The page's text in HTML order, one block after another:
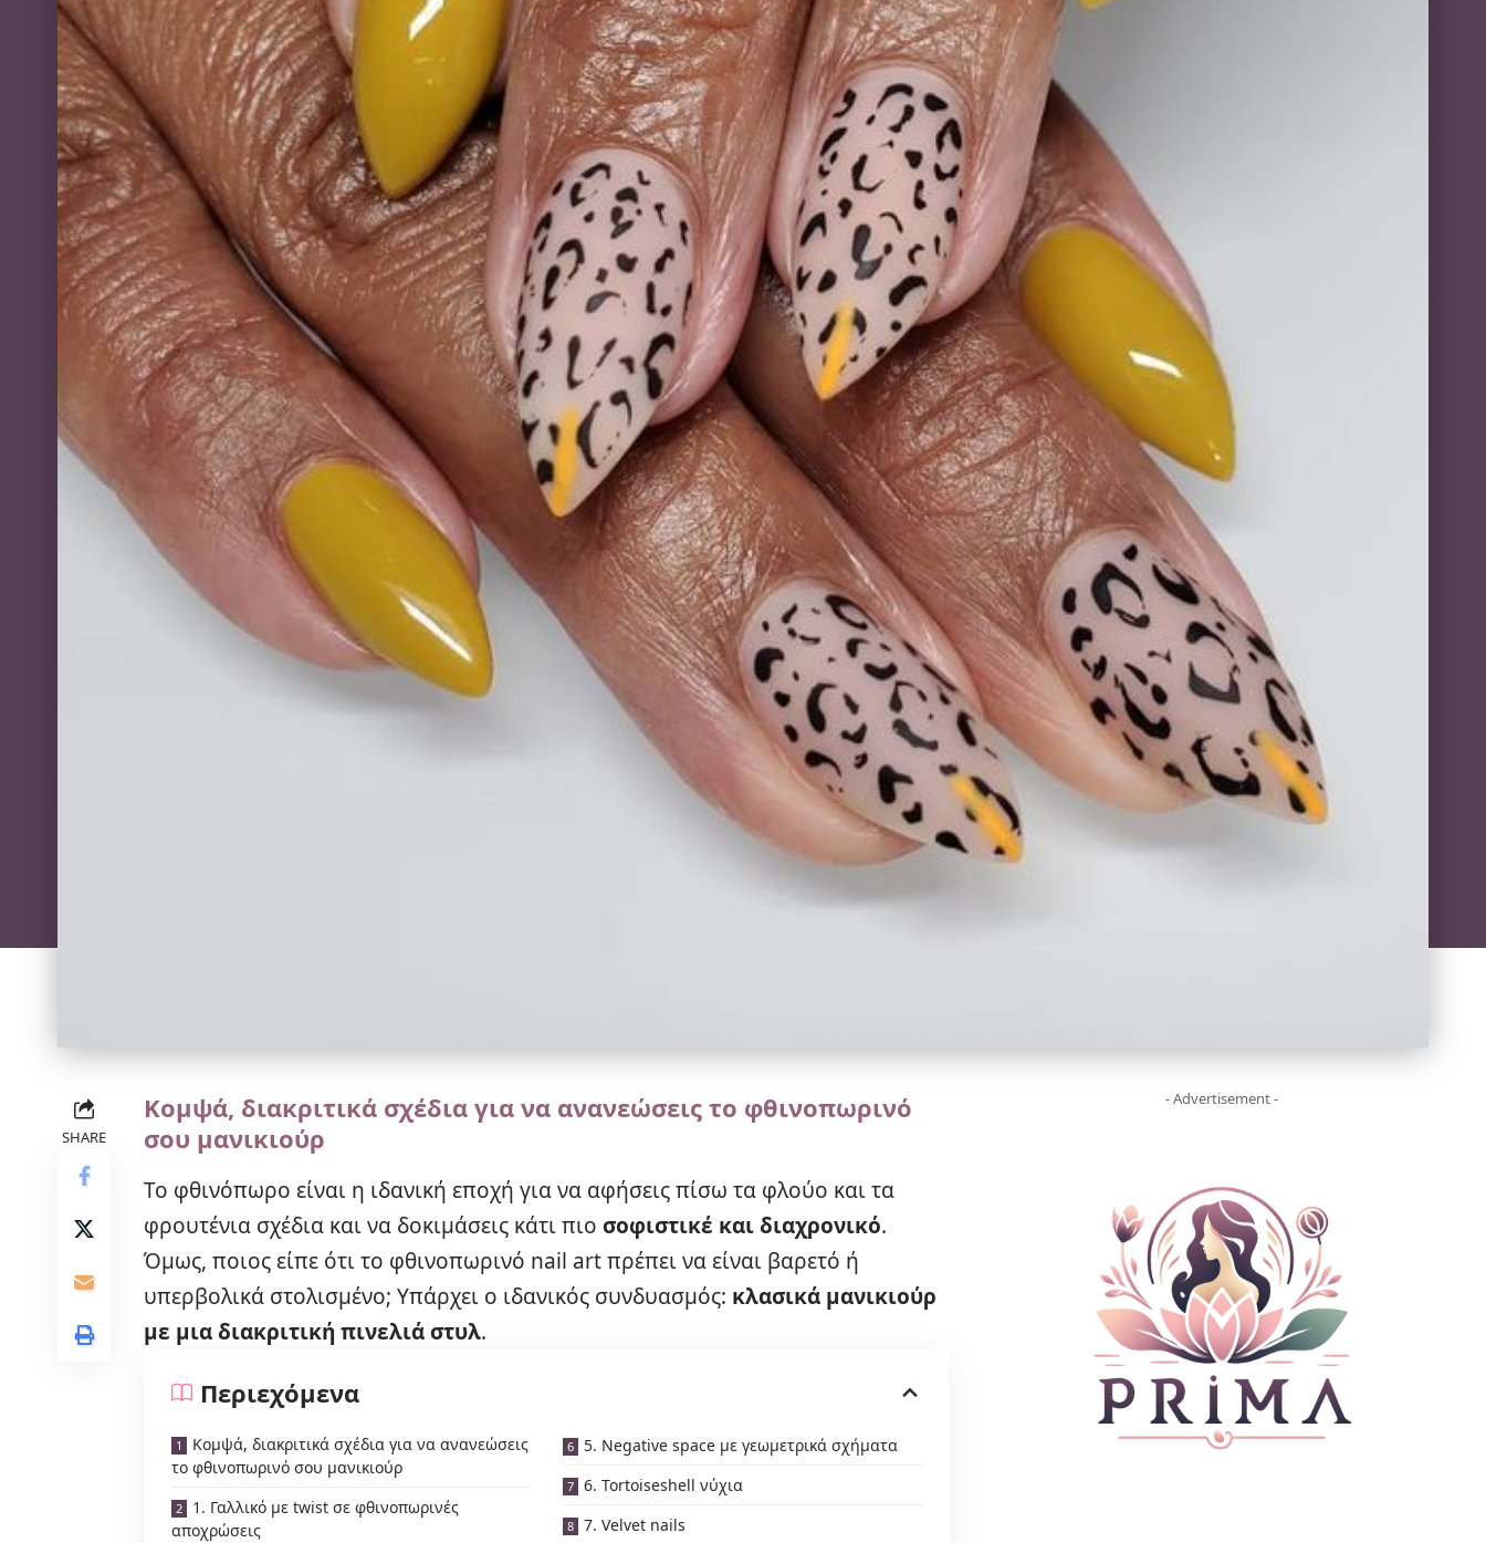
SHARE
Κομψά, διακριτικά σχέδια για να ανανεώσεις το φθινοπωρινό
σου μανικιούρ
Το φθινόπωρο είναι η ιδανική εποχή για να αφήσεις πίσω τα φλούο και τα
φρουτένια σχέδια και να δοκιμάσεις κάτι πιο σοφιστικέ και διαχρονικό.
Όμως, ποιος είπε ότι το φθινοπωρινό nail art πρέπει να είναι βαρετό ή
υπερβολικά στολισμένο; Υπάρχει ο ιδανικός συνδυασμός: κλασικά μανικιούρ
με μια διακριτική πινελιά στυλ.
Περιεχόμενα
Κομψά, διακριτικά σχέδια για να ανανεώσεις
το φθινοπωρινό σου μανικιούρ
1. Γαλλικό με twist σε φθινοπωρινές
αποχρώσεις
5. Negative space με γεωμετρικά σχήματα
6. Tortoiseshell νύχια
7. Velvet nails
- Advertisement -